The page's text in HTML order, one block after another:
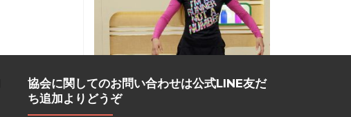
協会に関してのお問い合わせは公式LINE友だ
ち追加よりどうぞ